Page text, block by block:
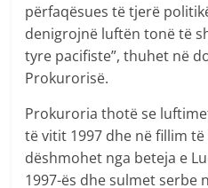
përfaqësues të tjerë
denigrojnë luftën tonë të
tyre pacifiste”, thuhet në
Prokurorisë.
Prokuroria thotë se
të vitit 1997 dhe në fillim
dëshmohet nga beteja e
1997-ës dhe sulmet serbe